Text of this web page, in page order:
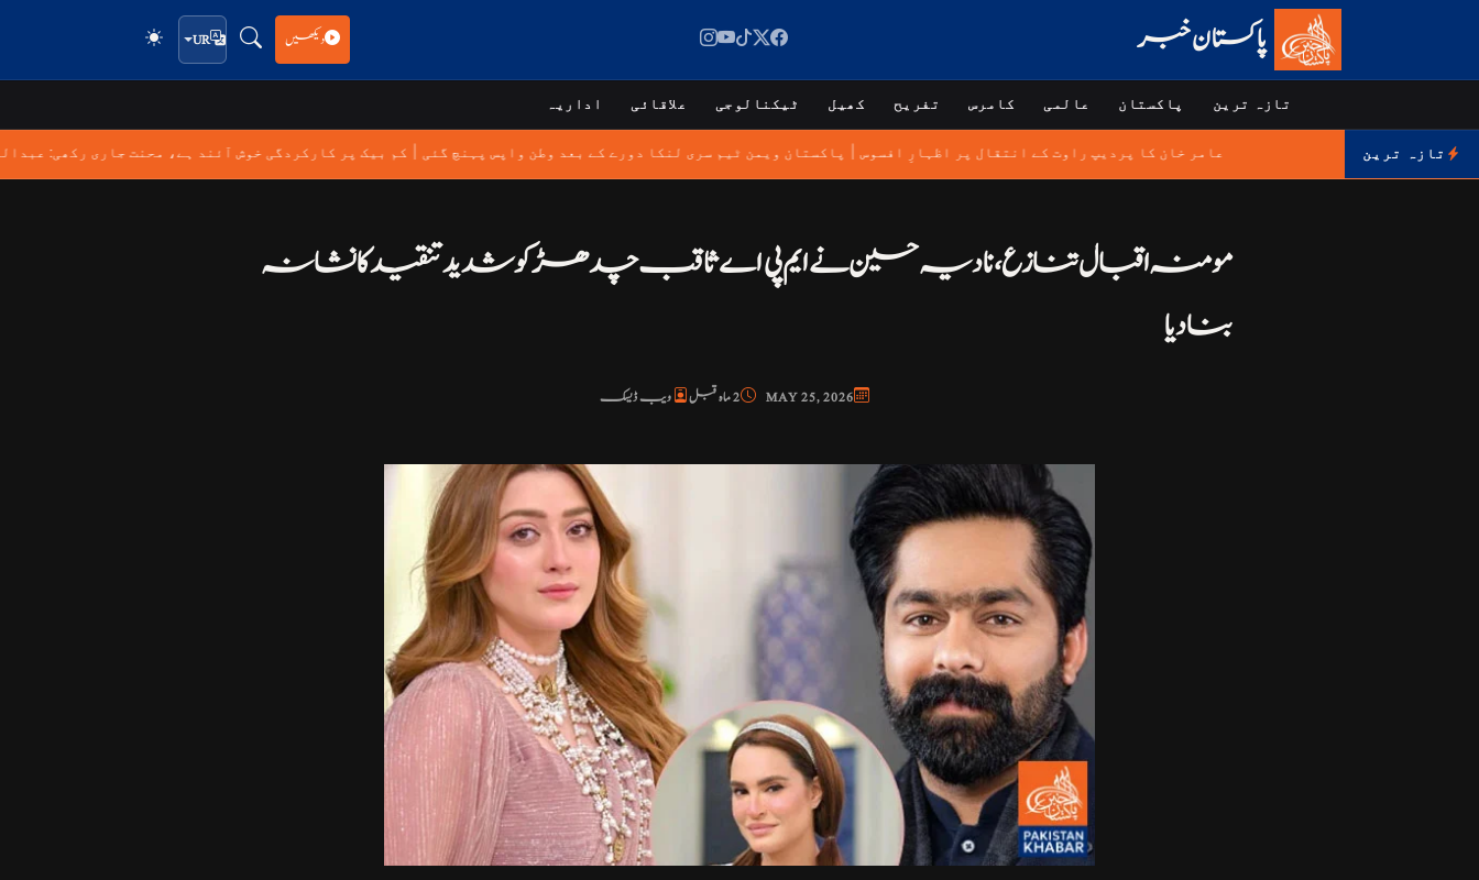
پاکستان خبر دیکھیں UR
تازہ ترین پاکستان عالمی کامرس تفریح کھیل ٹیکنالوجی علاقائی اداریہ
تازہ ترین کم بیک پر کارکردگی خوش آئند ہے، محنت جاری رکھی: | پاکستان ویمن ٹیم سری لنکا دورے کے بعد وطن واپس پہنچ گئی | عامر خان کا پردیپ راوت کے انتقال پر اظہارِ افسوس
مومنہ اقبال تنازع، نادیہ حسین نے ایم پی اے ثاقب چدھڑ کو شدید تنقید کا نشانہ
بنا دیا
MAY 25, 2026 2 ماہ قبل ویب ڈیسک